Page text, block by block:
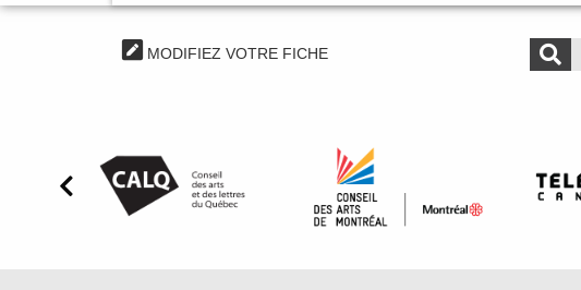
MODIFIEZ VOTRE FICHE